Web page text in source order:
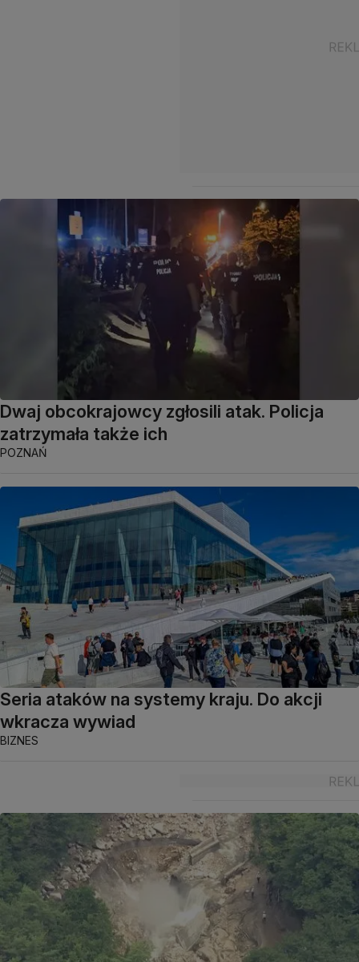
Dwaj obcokrajowcy zgłosili atak. Policja
zatrzymała także ich
POZNAŃ
Seria ataków na systemy kraju. Do akcji
wkracza wywiad
BIZNES